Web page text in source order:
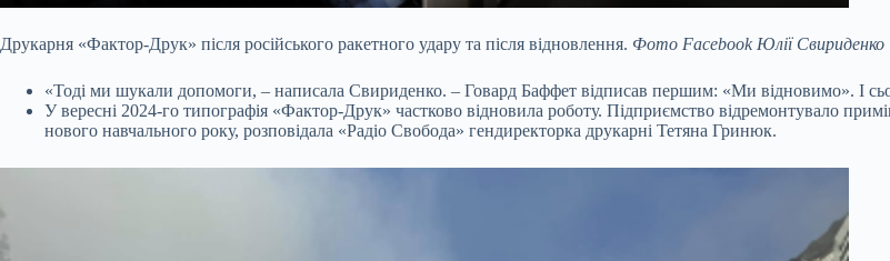
Друкарня «Фактор-Друк» після російського ракетного удару та після відновлення. Фото Facebook Юлії Свириденко
«Тоді ми шукали допомоги, – написала Свириденко. – Говард Баффет відписав першим: «Ми відновимо». І
У вересні 2024-го типографія «Фактор-Друк» частково відновила роботу. Підприємство відремонтувало
нового навчального року, розповідала «Радіо Свобода» гендиректорка друкарні Тетяна Гринюк.